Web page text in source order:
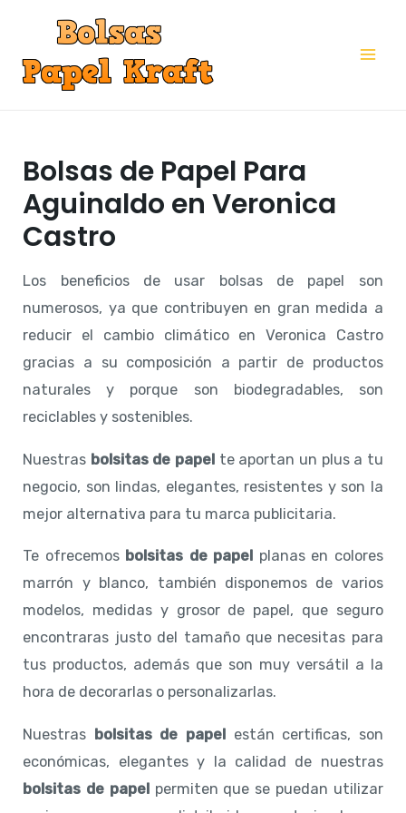
contenido
Bolsas de Papel Para
Aguinaldo en Veronica
Castro
Los beneficios de usar bolsas de papel son
numerosos, ya que contribuyen en gran medida a
reducir el cambio climático en Veronica Castro
gracias a su composición a partir de productos
naturales y porque son biodegradables, son
reciclables y sostenibles.
Nuestras bolsitas de papel te aportan un plus a tu
negocio, son lindas, elegantes, resistentes y son la
mejor alternativa para tu marca publicitaria.
Te ofrecemos bolsitas de papel planas en colores
marrón y blanco, también disponemos de varios
modelos, medidas y grosor de papel, que seguro
encontraras justo del tamaño que necesitas para
tus productos, además que son muy versátil a la
hora de decorarlas o personalizarlas.
Nuestras bolsitas de papel están certificas, son
económicas, elegantes y la calidad de nuestras
bolsitas de papelpermiten que se puedan utilizar